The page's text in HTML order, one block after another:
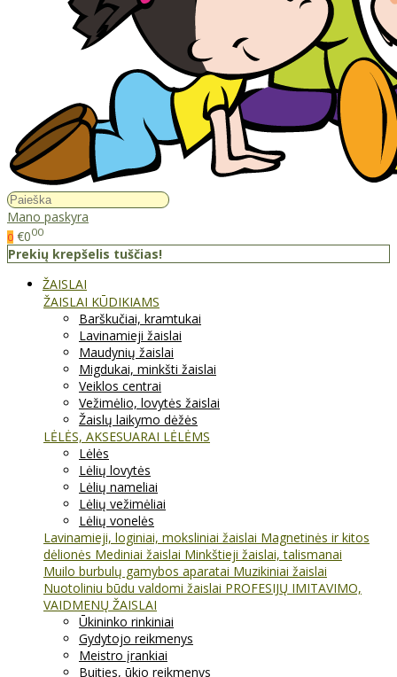
Mano paskyra
0 €000
Prekių krepšelis tuščias!
ŽAISLAI
ŽAISLAI KŪDIKIAMS
Barškučiai, kramtukai
Lavinamieji žaislai
Maudynių žaislai
Migdukai, minkšti žaislai
Veiklos centrai
Vežimėlio, lovytės žaislai
Žaislų laikymo dėžės
LĖLĖS, AKSESUARAI LĖLĖMS
Lėlės
Lėlių lovytės
Lėlių nameliai
Lėlių vežimėliai
Lėlių vonelės
Lavinamieji, loginiai, moksliniai žaislai Magnetinės ir kitos
dėlionės Mediniai žaislai Minkštieji žaislai, talismanai
Muilo burbulų gamybos aparatai Muzikiniai žaislai
Nuotoliniu būdu valdomi žaislai PROFESIJŲ IMITAVIMO,
VAIDMENŲ ŽAISLAI
Ūkininko rinkiniai
Gydytojo reikmenys
Meistro įrankiai
Buities, ūkio reikmenys